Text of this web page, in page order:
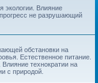
экологии. Влияние
не разрушающий
обстановки на
Естественное питание.
технократии на
с природой.